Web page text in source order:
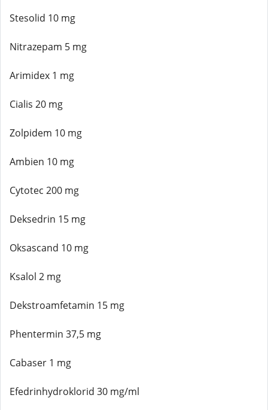
Stesolid 10 mg
Nitrazepam 5 mg
Arimidex 1 mg
Cialis 20 mg
Zolpidem 10 mg
Ambien 10 mg
Cytotec 200 mg
Deksedrin 15 mg
Oksascand 10 mg
Ksalol 2 mg
Dekstroamfetamin 15 mg
Phentermin 37,5 mg
Cabaser 1 mg
Efedrinhydroklorid 30 mg/ml